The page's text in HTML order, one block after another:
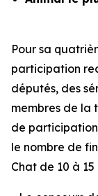
Pour sa
participation
députés, des
membres de la
de participation
le nombre de
Chat de 10 à